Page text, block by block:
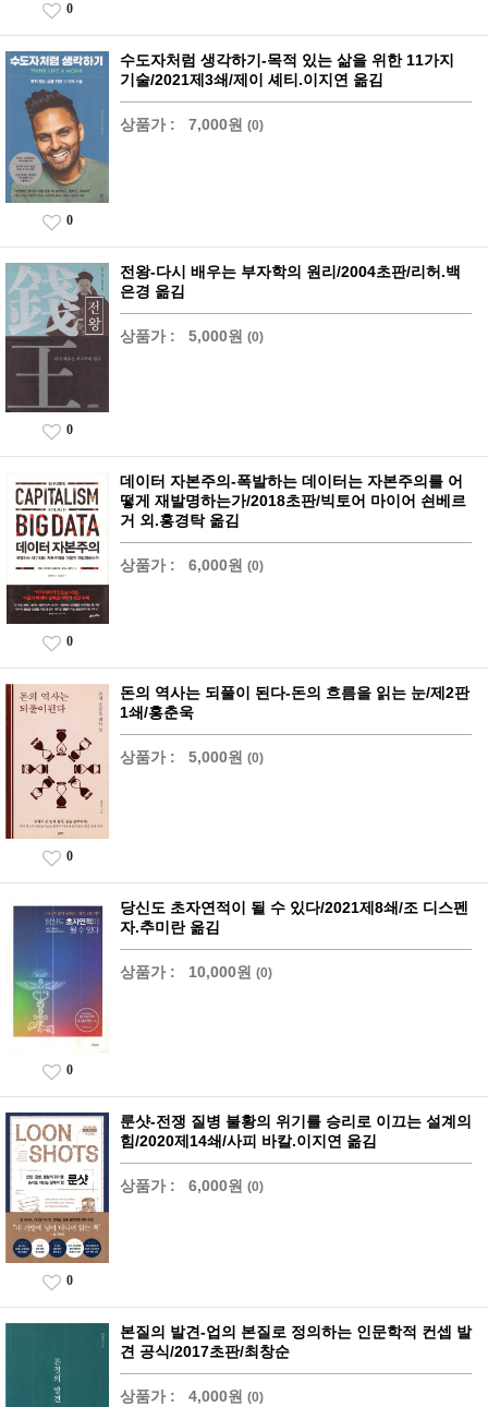
0
수도자처럼 생각하기-목적 있는 삶을 위한 11가지
기술/2021제3쇄/제이 셰티.이지연 옮김
상품가 : 7,000원 (0)
0
전왕-다시 배우는 부자학의 원리/2004초판/리허.백
은경 옮김
상품가 : 5,000원 (0)
0
데이터 자본주의-폭발하는 데이터는 자본주의를 어
떻게 재발명하는가/2018초판/빅토어 마이어 쇤베르
거 외.홍경탁 옮김
상품가 : 6,000원 (0)
0
돈의 역사는 되풀이 된다-돈의 흐름을 읽는 눈/제2판
1쇄/홍춘욱
상품가 : 5,000원 (0)
0
당신도 초자연적이 될 수 있다/2021제8쇄/조 디스펜
자.추미란 옮김
상품가 : 10,000원 (0)
0
룬샷-전쟁 질병 불황의 위기를 승리로 이끄는 설계의
힘/2020제14쇄/사피 바칼.이지연 옮김
상품가 : 6,000원 (0)
0
본질의 발견-업의 본질로 정의하는 인문학적 컨셉 발
견 공식/2017초판/최창순
상품가 : 4,000원 (0)